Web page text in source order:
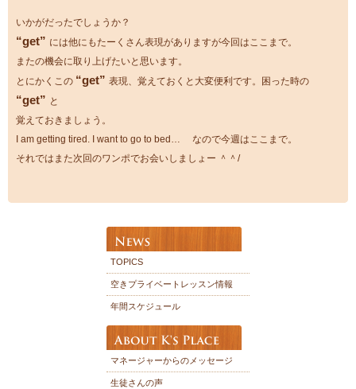
いかがだったでしょうか？
“get” には他にもたーくさん表現がありますが今回はここまで。
またの機会に取り上げたいと思います。
とにかくこの “get” 表現、覚えておくと大変便利です。困った時の
“get” と
覚えておきましょう。
I am getting tired. I want to go to bed… なので今週はここまで。
それではまた次回のワンポでお会いしましょー ＾＾/
TOPICS
空きプライベートレッスン情報
年間スケジュール
マネージャーからのメッセージ
生徒さんの声